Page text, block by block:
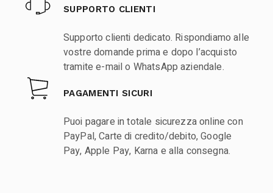
SUPPORTO CLIENTI
Supporto clienti dedicato. Rispondiamo alle
vostre domande prima e dopo l’acquisto
tramite e-mail o WhatsApp aziendale.
PAGAMENTI SICURI
Puoi pagare in totale sicurezza online con
PayPal, Carte di credito/debito, Google
Pay, Apple Pay, Karna e alla consegna.